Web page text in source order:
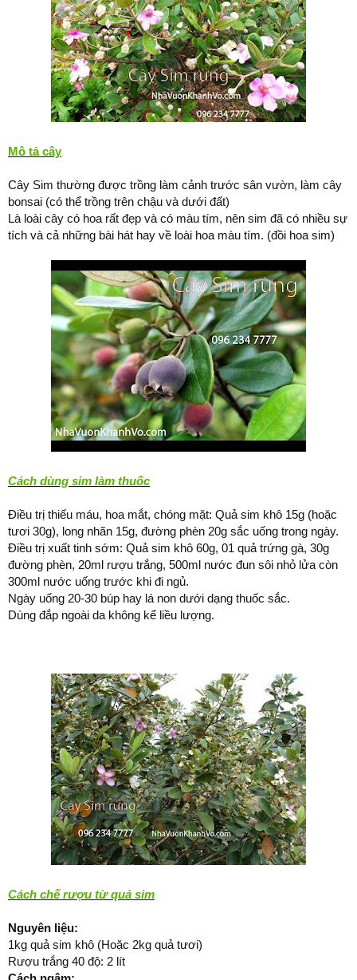
Mô tả cây
Cây Sim thường được trồng làm cảnh trước sân vườn, làm cây
bonsai (có thể trồng trên chậu và dưới đất)
Là loài cây có hoa rất đẹp và có màu tím, nên sim đã có nhiều sự
tích và cả những bài hát hay về loài hoa màu tím. (đồi hoa sim)
Cách dùng sim làm thuốc
Điều trị thiếu máu, hoa mắt, chóng mặt: Quả sim khô 15g (hoặc
tươi 30g), long nhãn 15g, đường phèn 20g sắc uống trong ngày.
Điều trị xuất tinh sớm: Quả sim khô 60g, 01 quả trứng gà, 30g
đường phèn, 20ml rượu trắng, 500ml nước đun sôi nhỏ lửa còn
300ml nước uống trước khi đi ngủ.
Ngày uống 20-30 búp hay lá non dưới dạng thuốc sắc.
Dùng đắp ngoài da không kể liều lượng.
Cách chế rượu từ quả sim
Nguyên liệu:
1kg quả sim khô (Hoặc 2kg quả tươi)
Rượu trắng 40 độ: 2 lít